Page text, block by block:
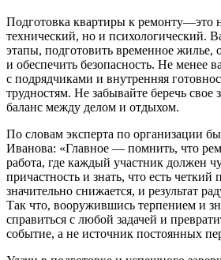
Подготовка квартиры к ремонту—это
технический, но и психологический.
этапы, подготовить временное жилье,
и обеспечить безопасность. Не менее
с подрядчиками и внутренняя
трудностям. Не забывайте беречь свое
баланс между делом и отдыхом.
По словам эксперта по организации
Иванова: «Главное — помнить, что
работа, где каждый участник должен
причастность и знать, что есть четкий
значительно снижается, и результат
Так что, вооружившись терпением и
справиться с любой задачей и
событие, а не источник постоянных